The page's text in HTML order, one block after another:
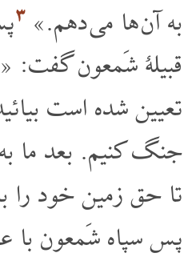
به آن ها می دهم.» ۳
قبیلۀ شَمعون گفت:
تعیین شده است
جنگ کنیم. بعد ما
تا حق زمین خود را
پس سپاه شَمعون با